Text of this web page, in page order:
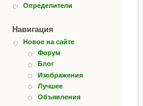
Определители
Навигация
Новое на сайте
Форум
Блог
Изображения
Лучшее
Объявления